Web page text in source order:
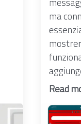
ma
Read